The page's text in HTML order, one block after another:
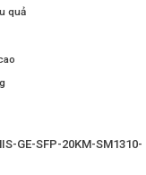
quả
GE-SFP-20KM-SM1310-